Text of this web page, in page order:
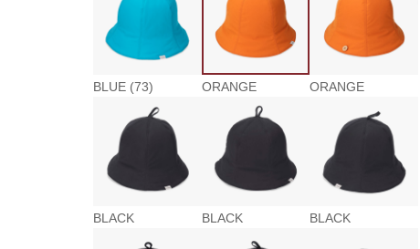
BLUE (73) ORANGE ORANGE
BLACK BLACK BLACK